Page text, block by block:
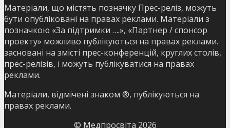
Матеріали, що містять позначку Прес-реліз, можуть
бути опубліковані на правах реклами. Матеріали з
позначкою «За підтримки ….», «Партнер / спонсор
проекту» можливо публікуються на правах реклами.
засновані на змісті прес-конференцій, круглих столів,
прес-релізів, і можуть публікуватися на правах
реклами.
Матеріали, відмічені знаком ®, публікуються на
правах реклами.
© Медпросвіта 2026